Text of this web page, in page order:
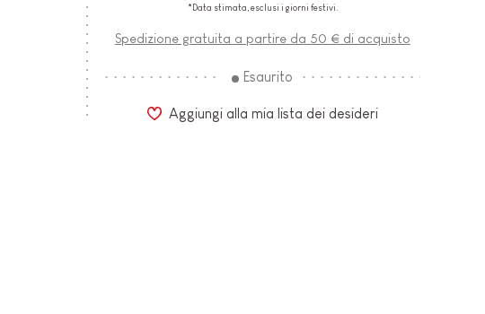
*Data stimata, esclusi i giorni festivi.
Spedizione gratuita a partire da 50 € di acquisto
Esaurito
Aggiungi alla mia lista dei desideri